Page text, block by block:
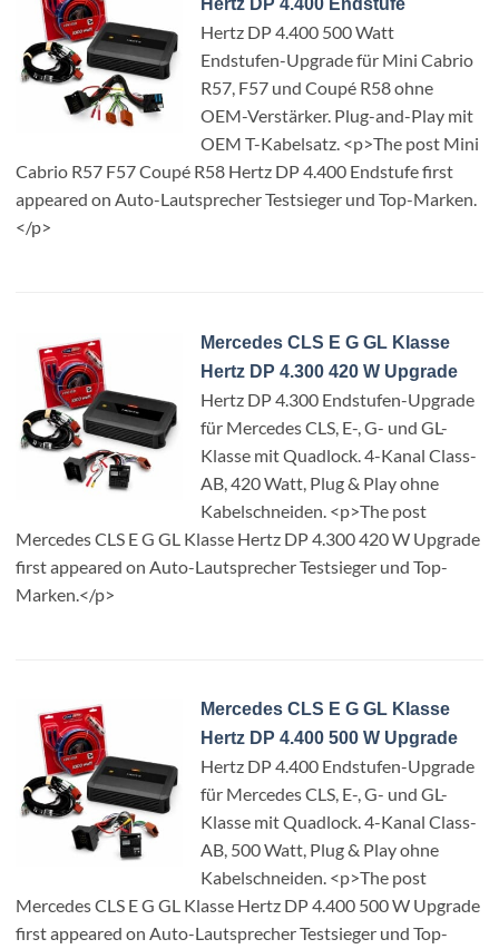
Hertz DP 4.400 Endstufe
Hertz DP 4.400 500 Watt
Endstufen-Upgrade für Mini Cabrio
R57, F57 und Coupé R58 ohne
OEM-Verstärker. Plug-and-Play mit
OEM T-Kabelsatz. <p>The post Mini
Cabrio R57 F57 Coupé R58 Hertz DP 4.400 Endstufe first
appeared on Auto-Lautsprecher Testsieger und Top-Marken.
</p>
Mercedes CLS E G GL Klasse
Hertz DP 4.300 420 W Upgrade
Hertz DP 4.300 Endstufen-Upgrade
für Mercedes CLS, E-, G- und GL-
Klasse mit Quadlock. 4-Kanal Class-
AB, 420 Watt, Plug & Play ohne
Kabelschneiden. <p>The post
Mercedes CLS E G GL Klasse Hertz DP 4.300 420 W Upgrade
first appeared on Auto-Lautsprecher Testsieger und Top-
Marken.</p>
Mercedes CLS E G GL Klasse
Hertz DP 4.400 500 W Upgrade
Hertz DP 4.400 Endstufen-Upgrade
für Mercedes CLS, E-, G- und GL-
Klasse mit Quadlock. 4-Kanal Class-
AB, 500 Watt, Plug & Play ohne
Kabelschneiden. <p>The post
Mercedes CLS E G GL Klasse Hertz DP 4.400 500 W Upgrade
first appeared on Auto-Lautsprecher Testsieger und Top-